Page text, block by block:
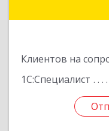
Клиентов на
1С:Специалист